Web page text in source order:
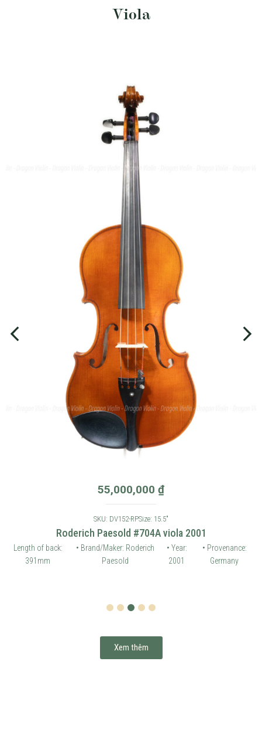
Viola
55,000,000 ₫
SKU: DV152-RPSize: 15.5"
Roderich Paesold #704A viola 2001
Length of back:
391mm
• Brand/Maker: Roderich
Paesold
• Year:
2001
• Provenance:
Germany
4 5
Xem thêm